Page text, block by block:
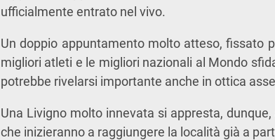
ufficialmente entrato nel vivo.
Un doppio appuntamento molto atteso, fissato
migliori atleti e le migliori nazionali al Mondo
potrebbe rivelarsi importante anche in ottica
Una Livigno molto innevata si appresta,
che inizieranno a raggiungere la località già a